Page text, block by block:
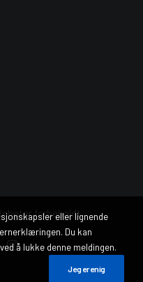
forbeholdt.
eller lignende
Du kan
å lukke denne meldingen.
Jeg er enig